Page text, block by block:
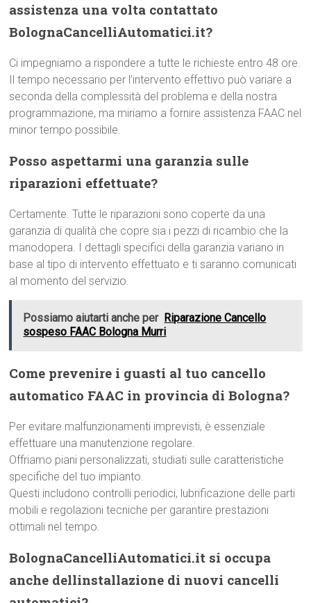
assistenza una volta contattato
BolognaCancelliAutomatici.it?
Ci impegniamo a rispondere a tutte le richieste entro 48 ore.
Il tempo necessario per l’intervento effettivo può variare a
seconda della complessità del problema e della nostra
programmazione, ma miriamo a fornire assistenza FAAC nel
minor tempo possibile.
Posso aspettarmi una garanzia sulle
riparazioni effettuate?
Certamente. Tutte le riparazioni sono coperte da una
garanzia di qualità che copre sia i pezzi di ricambio che la
manodopera. I dettagli specifici della garanzia variano in
base al tipo di intervento effettuato e ti saranno comunicati
al momento del servizio.
Possiamo aiutarti anche per Riparazione Cancello
sospeso FAAC Bologna Murri
Come prevenire i guasti al tuo cancello
automatico FAAC in provincia di Bologna?
Per evitare malfunzionamenti imprevisti, è essenziale
effettuare una manutenzione regolare.
Offriamo piani personalizzati, studiati sulle caratteristiche
specifiche del tuo impianto.
Questi includono controlli periodici, lubrificazione delle parti
mobili e regolazioni tecniche per garantire prestazioni
ottimali nel tempo.
BolognaCancelliAutomatici.it si occupa
anche dellinstallazione di nuovi cancelli